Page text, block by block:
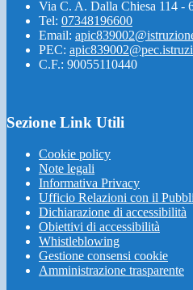
Via C. A. Dalla Chiesa 114 -
Tel: 07348196600
Email:
PEC:
C.F.: 90055110440
Sezione Link Utili
Cookie policy
Note legali
Informativa Privacy
Ufficio Relazioni con il
Dichiarazione di accessibilità
Obiettivi di accessibilità
Whistleblowing
Gestione consensi cookie
Amministrazione trasparente